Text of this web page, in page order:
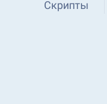
Скрипты